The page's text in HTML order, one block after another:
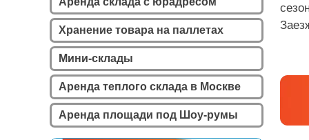
Хранение товара на паллетах
Мини-склады
Аренда теплого склада в Москве
Аренда площади под Шоу-румы